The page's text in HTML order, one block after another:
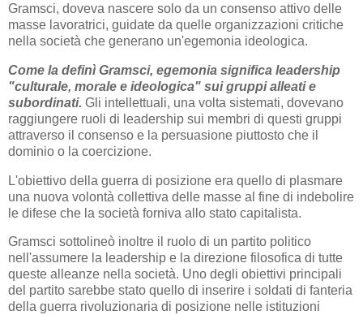
Gramsci, doveva nascere solo da un consenso attivo delle
masse lavoratrici, guidate da quelle organizzazioni critiche
nella società che generano un'egemonia ideologica.
Come la definì Gramsci, egemonia significa leadership
"culturale, morale e ideologica" sui gruppi alleati e
subordinati. Gli intellettuali, una volta sistemati, dovevano
raggiungere ruoli di leadership sui membri di questi gruppi
attraverso il consenso e la persuasione piuttosto che il
dominio o la coercizione.
L'obiettivo della guerra di posizione era quello di plasmare
una nuova volontà collettiva delle masse al fine di indebolire
le difese che la società forniva allo stato capitalista.
Gramsci sottolineò inoltre il ruolo di un partito politico
nell'assumere la leadership e la direzione filosofica di tutte
queste alleanze nella società. Uno degli obiettivi principali
del partito sarebbe stato quello di inserire i soldati di fanteria
della guerra rivoluzionaria di posizione nelle istituzioni